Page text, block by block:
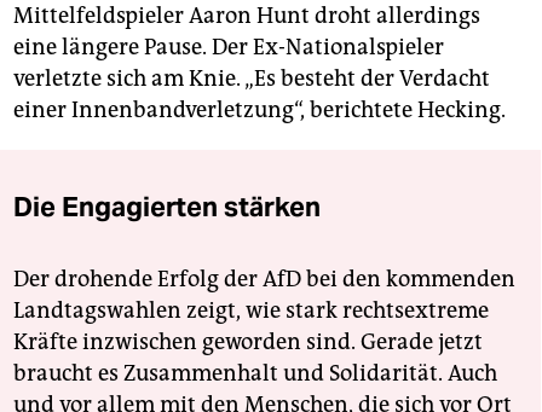
Mittelfeldspieler Aaron Hunt droht allerdings
eine längere Pause. Der Ex-Nationalspieler
verletzte sich am Knie. „Es besteht der Verdacht
einer Innenbandverletzung“, berichtete Hecking.
Die Engagierten stärken
Der drohende Erfolg der AfD bei den kommenden
Landtagswahlen zeigt, wie stark rechtsextreme
Kräfte inzwischen geworden sind. Gerade jetzt
braucht es Zusammenhalt und Solidarität. Auch
und vor allem mit den Menschen, die sich vor Ort